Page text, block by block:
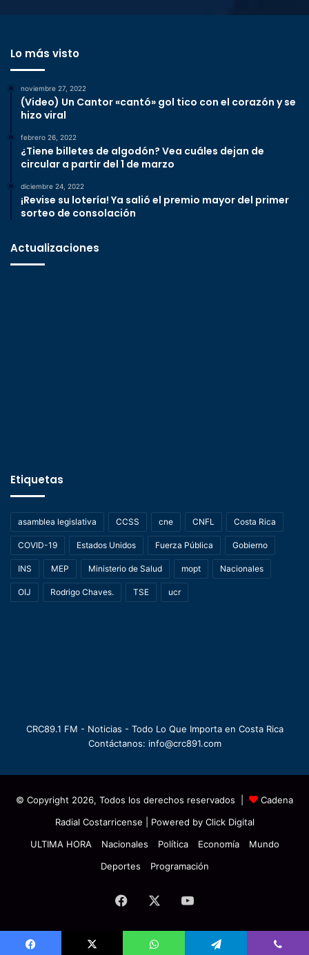
Lo más visto
noviembre 27, 2022
(Video) Un Cantor «cantó» gol tico con el corazón y se
hizo viral
febrero 26, 2022
¿Tiene billetes de algodón? Vea cuáles dejan de
circular a partir del 1 de marzo
diciembre 24, 2022
¡Revise su lotería! Ya salió el premio mayor del primer
sorteo de consolación
Actualizaciones
Etiquetas
asamblea legislativa CCSS cne CNFL Costa Rica
COVID-19 Estados Unidos Fuerza Pública Gobierno
INS MEP Ministerio de Salud mopt Nacionales
OIJ Rodrigo Chaves. TSE ucr
CRC89.1 FM - Noticias - Todo Lo Que Importa en Costa Rica
Contáctanos: info@crc891.com
© Copyright 2026, Todos los derechos reservados |
Cadena
Radial Costarricense | Powered by Click Digital
ULTIMA HORA
Nacionales Política Economía
Mundo
Deportes
Programación
Facebook YouTube